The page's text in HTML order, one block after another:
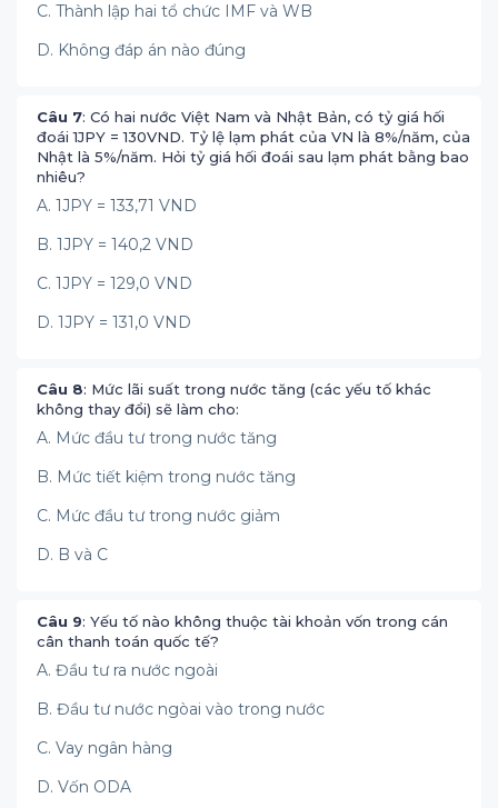
C. Thành lập hai tổ chức IMF và WB
D. Không đáp án nào đúng
Câu 7: Có hai nước Việt Nam và Nhật Bản, có tỷ giá hối
đoái 1JPY = 130VND. Tỷ lệ lạm phát của VN là 8%/năm, của
Nhật là 5%/năm. Hỏi tỷ giá hối đoái sau lạm phát bằng bao
nhiêu?
A. 1JPY = 133,71 VND
B. 1JPY = 140,2 VND
C. 1JPY = 129,0 VND
D. 1JPY = 131,0 VND
Câu 8: Mức lãi suất trong nước tăng (các yếu tố khác
không thay đổi) sẽ làm cho:
A. Mức đầu tư trong nước tăng
B. Mức tiết kiệm trong nước tăng
C. Mức đầu tư trong nước giảm
D. B và C
Câu 9: Yếu tố nào không thuộc tài khoản vốn trong cán
cân thanh toán quốc tế?
A. Đầu tư ra nước ngoài
B. Đầu tư nước ngòai vào trong nước
C. Vay ngân hàng
D. Vốn ODA